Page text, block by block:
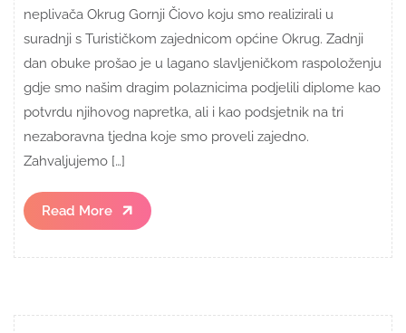
neplivača Okrug Gornji Čiovo koju smo realizirali u
suradnji s Turističkom zajednicom općine Okrug. Zadnji
dan obuke prošao je u lagano slavljeničkom raspoloženju
gdje smo našim dragim polaznicima podjelili diplome kao
potvrdu njihovog napretka, ali i kao podsjetnik na tri
nezaboravna tjedna koje smo proveli zajedno.
Zahvaljujemo […]
Read More
Read
More